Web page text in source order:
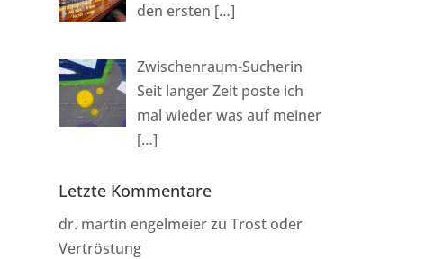
den ersten […]
Zwischenraum-Sucherin
Seit langer Zeit poste ich
mal wieder was auf meiner
[…]
Letzte Kommentare
dr. martin engelmeierzuTrost oder
Vertröstung